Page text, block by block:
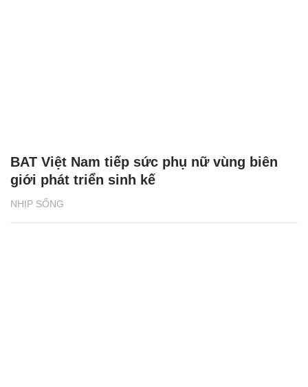
NHỊP SỐNG
BAT Việt Nam tiếp sức phụ nữ vùng biên
giới phát triển sinh kế